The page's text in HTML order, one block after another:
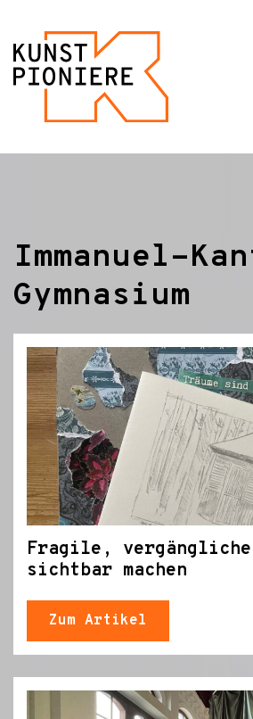
Immanuel-
Gymnasium
Fragile, vergängliche
sichtbar machen
Zum Artikel